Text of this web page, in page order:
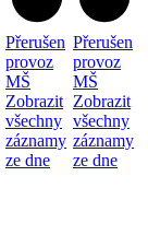
Přerušen
provoz
MŠ
Zobrazit
všechny
záznamy
ze dne
Přerušen
provoz
MŠ
Zobrazit
všechny
záznamy
ze dne